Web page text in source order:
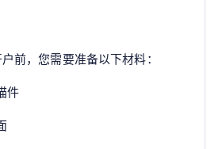
前，您需要准备以下材料：
件